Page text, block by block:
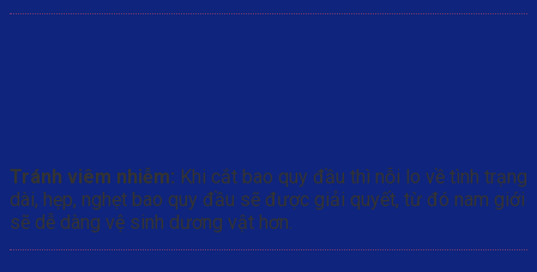
Tránh viêm nhiễm: Khi cắt bao quy đầu thì nỗi lo về tình trạng
dài, hẹp, nghẹt bao quy đầu sẽ được giải quyết, từ đó nam giới
sẽ dễ dàng vệ sinh dương vật hơn.